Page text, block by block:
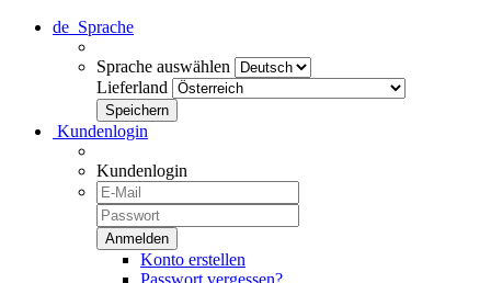
de Sprache
Sprache auswählen
Lieferland
Kundenlogin
Kundenlogin
Konto erstellen
Passwort vergessen?